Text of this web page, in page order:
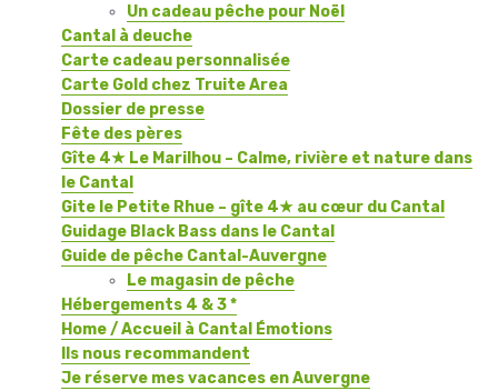
Un cadeau pêche pour Noël
Cantal à deuche
Carte cadeau personnalisée
Carte Gold chez Truite Area
Dossier de presse
Fête des pères
Gîte 4★ Le Marilhou – Calme, rivière et nature dans
le Cantal
Gite le Petite Rhue – gîte 4★ au cœur du Cantal
Guidage Black Bass dans le Cantal
Guide de pêche Cantal-Auvergne
Le magasin de pêche
Hébergements 4 & 3 *
Home / Accueil à Cantal Émotions
Ils nous recommandent
Je réserve mes vacances en Auvergne